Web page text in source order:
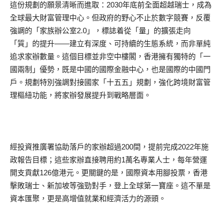
這份規劃的願景清晰而進取：2030年底前全面超越瑞士，成為
全球最大財富管理中心。但政府的野心不止於數字競賽，反覆
強調的「家族辦公室2.0」，標誌着從「量」的擴張走向
「質」的提升——建立有深度、可持續的生態系統，而非單純
追求家辦數量。這個目標並非空中樓閣，香港擁有獨特的「一
國兩制」優勢，既是中國的國際金融中心，也是國際的中國門
戶。規劃特別強調對接國家「十五五」規劃，強化跨境財富管
理樞紐功能，將家辦發展提升到戰略層面。
經投資推廣署協助落戶的家辦超過200間，提前完成2022年施
政報告目標；這些家辦直接聘用約1萬名專業人士，每年營運
開支貢獻126億港元。更關鍵的是，國際資本用腳投票，香港
擊敗瑞士、新加坡等強勁對手，登上全球第一寶座。這不單是
資本匯聚，更是高增值就業和經濟活力的源頭。